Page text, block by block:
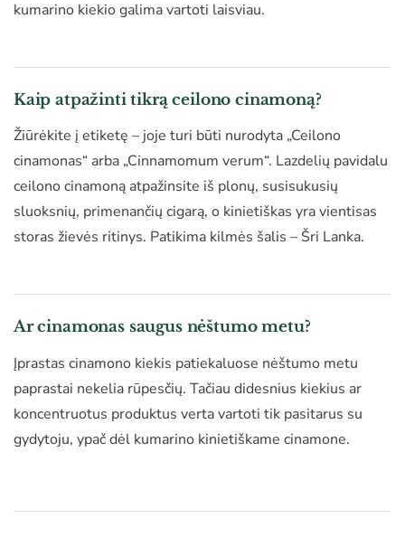
kumarino kiekio galima vartoti laisviau.
Kaip atpažinti tikrą ceilono cinamoną?
Žiūrėkite į etiketę – joje turi būti nurodyta „Ceilono
cinamonas“ arba „Cinnamomum verum“. Lazdelių pavidalu
ceilono cinamoną atpažinsite iš plonų, susisukusių
sluoksnių, primenančių cigarą, o kinietiškas yra vientisas
storas žievės ritinys. Patikima kilmės šalis – Šri Lanka.
Ar cinamonas saugus nėštumo metu?
Įprastas cinamono kiekis patiekaluose nėštumo metu
paprastai nekelia rūpesčių. Tačiau didesnius kiekius ar
koncentruotus produktus verta vartoti tik pasitarus su
gydytoju, ypač dėl kumarino kinietiškame cinamone.